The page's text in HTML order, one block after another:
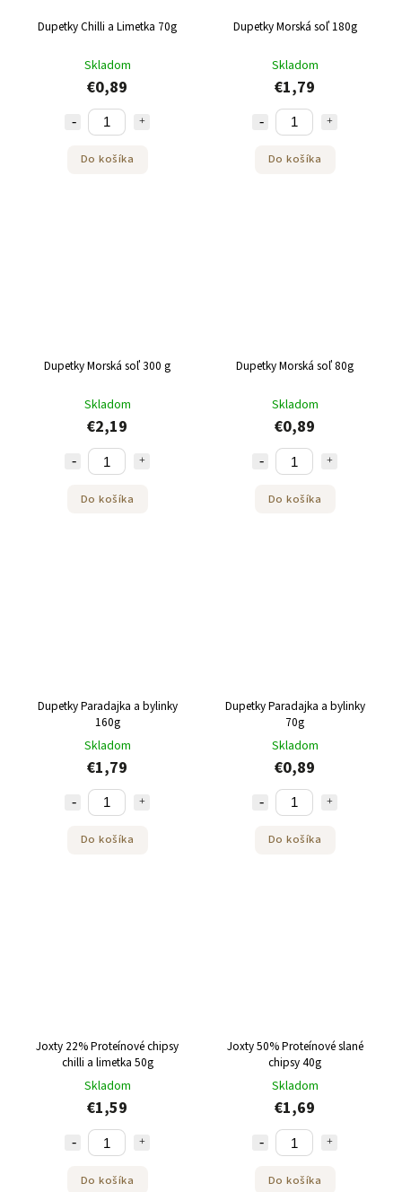
Dupetky Chilli a Limetka 70g
Skladom
€0,89
Do košíka
Dupetky Morská soľ 180g
Skladom
€1,79
Do košíka
Dupetky Morská soľ 300 g
Skladom
€2,19
Do košíka
Dupetky Morská soľ 80g
Skladom
€0,89
Do košíka
Dupetky Paradajka a bylinky
160g
Skladom
€1,79
Do košíka
Dupetky Paradajka a bylinky
70g
Skladom
€0,89
Do košíka
Joxty 22% Proteínové chipsy
chilli a limetka 50g
Skladom
€1,59
Do košíka
Joxty 50% Proteínové slané
chipsy 40g
Skladom
€1,69
Do košíka